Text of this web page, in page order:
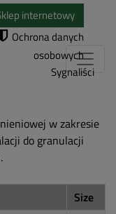
internetowy
Ochrona danych
osobowych
Sygnaliści
w zakresie
do granulacji
Size